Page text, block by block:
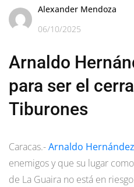
Alexander Mendoza
06/10/2025
Arnaldo
para ser el
Tiburones
Caracas.-Arnaldo Hernández
enemigos y que su lugar
de La Guaira no está en